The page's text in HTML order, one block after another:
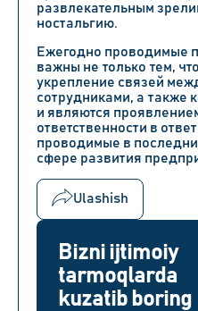
развлекательным
ностальгию.
Ежегодно проводимые
важны не только тем,
укрепление связей
сотрудниками, а также
и являются
ответственности в
проводимые в
сфере развития
Ulashish
Bizni ijtimoiy
tarmoqlarda
kuzatib boring